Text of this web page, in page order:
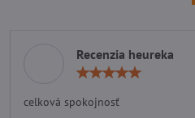
Recenzia heureka
celková spokojnosť